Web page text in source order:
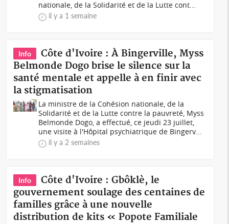
nationale, de la Solidarité et de la Lutte cont...
il y a 1 semaine
Info
Côte d'Ivoire : À Bingerville, Myss
Belmonde Dogo brise le silence sur la
santé mentale et appelle à en finir avec
la stigmatisation
La ministre de la Cohésion nationale, de la
Solidarité et de la Lutte contre la pauvreté, Myss
Belmonde Dogo, a effectué, ce jeudi 23 juillet,
une visite à l'Hôpital psychiatrique de Bingerv...
il y a 2 semaines
Info
Côte d'Ivoire : Gbôklè, le
gouvernement soulage des centaines de
familles grâce à une nouvelle
distribution de kits « Popote Familiale